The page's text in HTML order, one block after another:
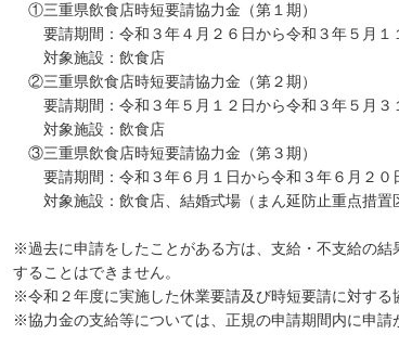
①三重県飲食店時短要請協力金（第１期）
要請期間：令和３年４月２６日から令和３年５月１
対象施設：飲食店
②三重県飲食店時短要請協力金（第２期）
要請期間：令和３年５月１２日から令和３年５月３
対象施設：飲食店
③三重県飲食店時短要請協力金（第３期）
要請期間：令和３年６月１日から令和３年６月２０
対象施設：飲食店、結婚式場（まん延防止重点措置
※過去に申請をしたことがある方は、支給・不支給の
することはできません。
※令和２年度に実施した休業要請及び時短要請に対する
※協力金の支給等については、正規の申請期間内に申請